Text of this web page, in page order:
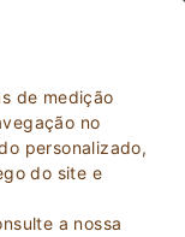
de medição
no
personalizado,
do site e
a nossa